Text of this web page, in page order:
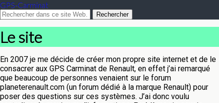
GPS-Carminat
Le site
En 2007 je me décide de créer mon propre site internet et de le
consacrer aux GPS Carminat de Renault, en effet j’ai remarqué
que beaucoup de personnes venaient sur le forum
planeterenault.com (un forum dédié à la marque Renault) pour
poser des questions sur ces systèmes. J’ai donc voulu